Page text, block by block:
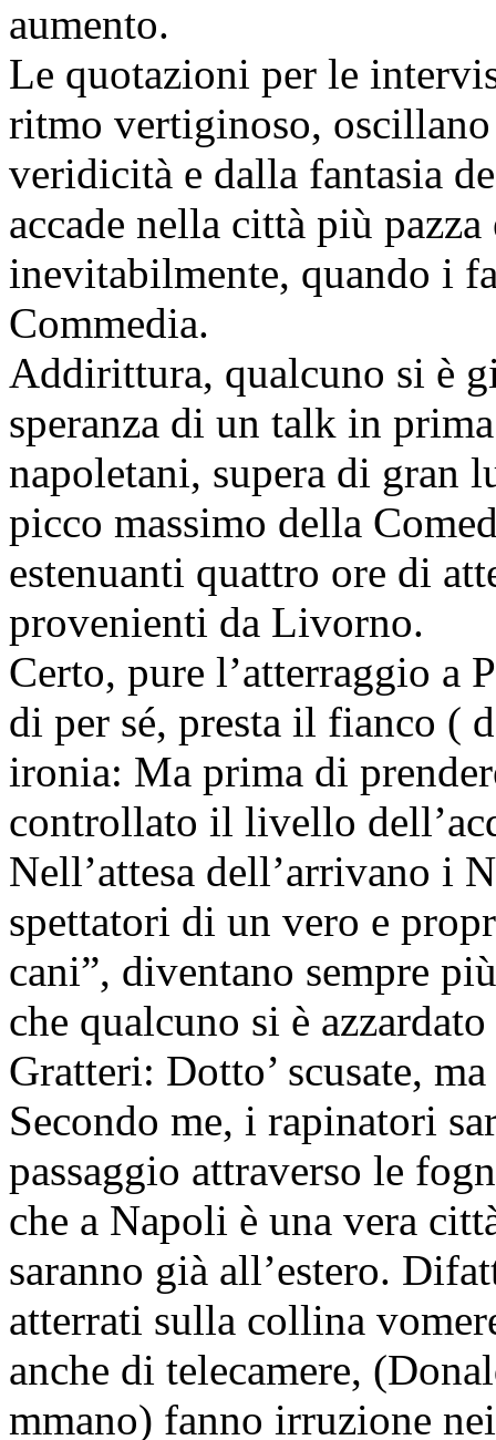
aumento.
Le quotazioni per le
ritmo vertiginoso,
veridicità e dalla fantasia
accade nella città più
inevitabilmente, quando i
Commedia.
Addirittura, qualcuno si è
speranza di un talk in
napoletani, supera di gran
picco massimo della
estenuanti quattro ore di
provenienti da Livorno.
Certo, pure l’atterraggio a
di per sé, presta il fianco (
ironia: Ma prima di
controllato il livello
Nell’attesa dell’arrivano i
spettatori di un vero e
cani”, diventano sempre
che qualcuno si è
Gratteri: Dotto’ scusate,
Secondo me, i rapinatori
passaggio attraverso le
che a Napoli è una vera
saranno già all’estero.
atterrati sulla collina
anche di telecamere,
mmano) fanno irruzione